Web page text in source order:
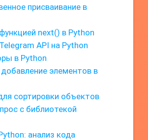
присваивание в
next() в Python
API на Python
в Python
элементов в
сортировки объектов
с библиотекой
анализ кода